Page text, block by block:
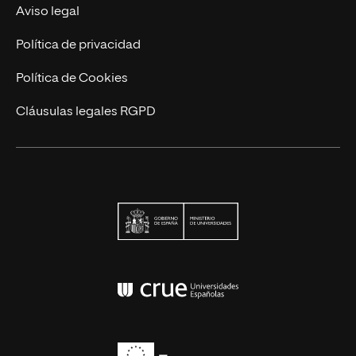
Trabaja en UNIR
Actualidad
Contáctanos
Aviso legal
Política de privacidad
Política de Cookies
Cláusulas legales RGPD
Conferencia de